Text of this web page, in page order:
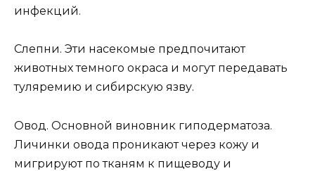
инфекций.
Слепни. Эти насекомые предпочитают
животных темного окраса и могут передавать
туляремию и сибирскую язву.
Овод. Основной виновник гиподерматоза.
Личинки овода проникают через кожу и
мигрируют по тканям к пищеводу и